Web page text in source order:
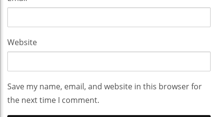
Website
Save my name, email, and website in this browser for
the next time I comment.